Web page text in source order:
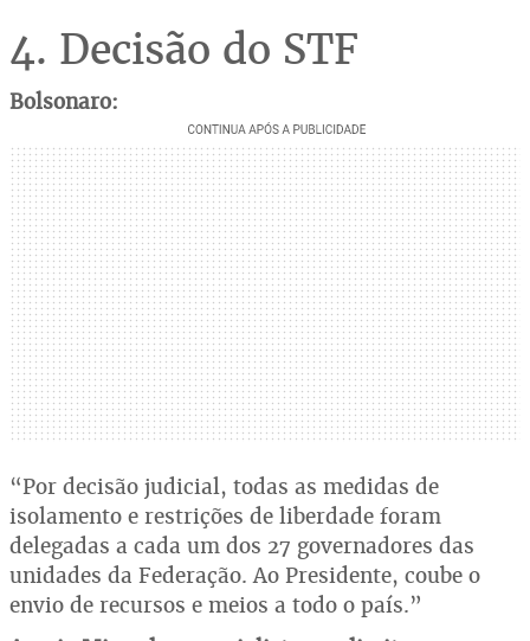
4. Decisão do STF
Bolsonaro:
“Por decisão judicial, todas as medidas de
isolamento e restrições de liberdade foram
delegadas a cada um dos 27 governadores das
unidades da Federação. Ao Presidente, coube o
envio de recursos e meios a todo o país.”